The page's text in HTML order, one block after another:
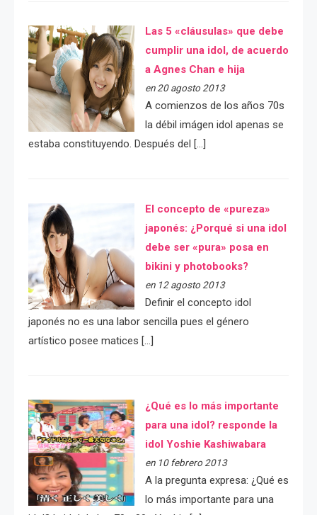
Las 5 «cláusulas» que debe
cumplir una idol, de acuerdo
a Agnes Chan e hija
en 20 agosto 2013
A comienzos de los años 70s
la débil imágen idol apenas se
estaba constituyendo. Después del […]
El concepto de «pureza»
japonés: ¿Porqué si una idol
debe ser «pura» posa en
bikini y photobooks?
en 12 agosto 2013
Definir el concepto idol
japonés no es una labor sencilla pues el género
artístico posee matices […]
¿Qué es lo más importante
para una idol? responde la
idol Yoshie Kashiwabara
en 10 febrero 2013
A la pregunta expresa: ¿Qué es
lo más importante para una